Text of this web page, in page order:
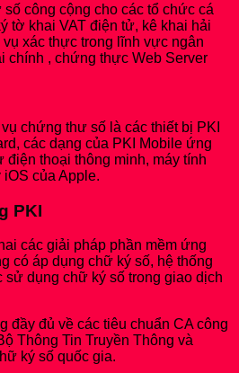
công cộng cho các tổ chức cá
tờ khai VAT điện tử, kê khai hải
xác thực trong lĩnh vực ngân
chính , chứng thực Web Server
chứng thư số là các thiết bị PKI
các dạng của PKI Mobile ứng
điện thoại thông minh, máy tính
iOS của Apple.
PKI
các giải pháp phần mềm ứng
có áp dụng chữ ký số, hệ thống
sử dụng chữ ký số trong giao dịch
đầy đủ về các tiêu chuẩn CA công
Thông Tin Truyền Thông và
ký số quốc gia.